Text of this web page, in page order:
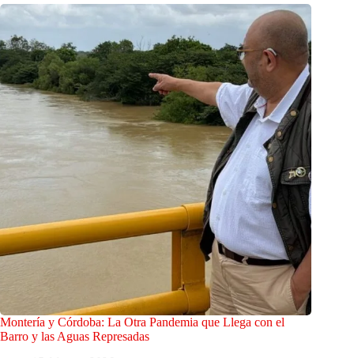
Montería y Córdoba: La Otra Pandemia que Llega con el
Barro y las Aguas Represadas